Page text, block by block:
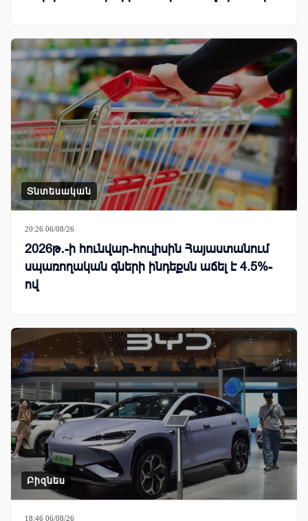
Տնտեսական
20:26 06/08/26
2026թ․-ի հունվար-հուլիսին Հայաստանում
սպառողական գների ինդեքսն աճել է 4.5%-
ով
Բիզնես
18:46 06/08/26